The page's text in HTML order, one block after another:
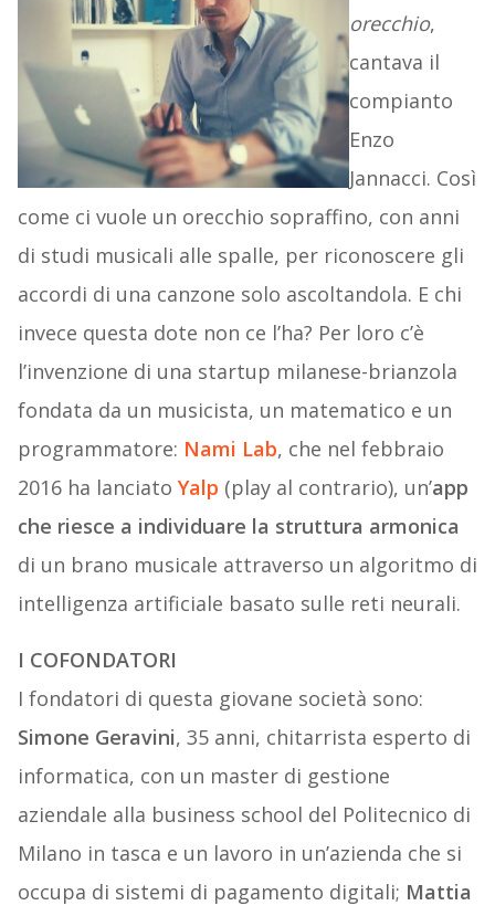
orecchio,
cantava il
compianto
Enzo
Jannacci. Così
come ci vuole un orecchio sopraffino, con anni
di studi musicali alle spalle, per riconoscere gli
accordi di una canzone solo ascoltandola. E chi
invece questa dote non ce l’ha? Per loro c’è
l’invenzione di una startup milanese-brianzola
fondata da un musicista, un matematico e un
programmatore: Nami Lab, che nel febbraio
2016 ha lanciato Yalp (play al contrario), un’app
che riesce a individuare la struttura armonica
di un brano musicale attraverso un algoritmo di
intelligenza artificiale basato sulle reti neurali.
I COFONDATORI
I fondatori di questa giovane società sono:
Simone Geravini, 35 anni, chitarrista esperto di
informatica, con un master di gestione
aziendale alla business school del Politecnico di
Milano in tasca e un lavoro in un’azienda che si
occupa di sistemi di pagamento digitali; Mattia